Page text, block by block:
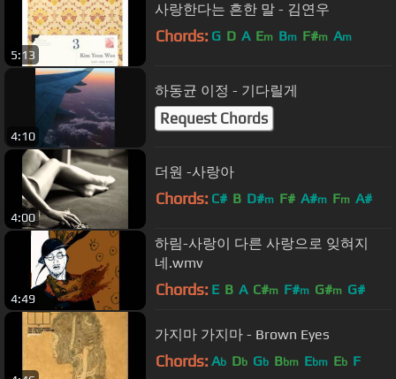
5:13
사랑한다는 흔한 말 - 김연우
Chords: G D A Em Bm F#m Am
4:10
하동균 이정 - 기다릴게
Request Chords
4:00
더원 -사랑아
Chords: C# B D#m F# A#m Fm A#
4:49
하림-사랑이 다른 사랑으로 잊혀지
네.wmv
Chords: E B A C#m F#m G#m G#
가지마 가지마 - Brown Eyes
Chords: Ab Db Gb Bbm Ebm Eb F